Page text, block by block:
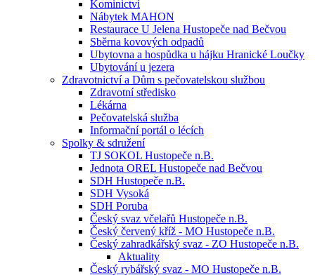
Kominictví
Nábytek MAHON
Restaurace U Jelena Hustopeče nad Bečvou
Sběrna kovových odpadů
Ubytovna a hospůdka u hájku Hranické Loučky
Ubytování u jezera
Zdravotnictví a Dům s pečovatelskou službou
Zdravotní středisko
Lékárna
Pečovatelská služba
Informační portál o lécích
Spolky & sdružení
TJ SOKOL Hustopeče n.B.
Jednota OREL Hustopeče nad Bečvou
SDH Hustopeče n.B.
SDH Vysoká
SDH Poruba
Český svaz včelařů Hustopeče n.B.
Český červený kříž - MO Hustopeče n.B.
Český zahradkářský svaz - ZO Hustopeče n.B.
Aktuality
Český rybářský svaz - MO Hustopeče n.B.